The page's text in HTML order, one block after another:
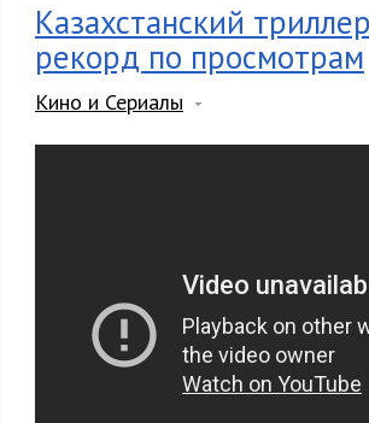
Казахстанский
рекорд по просмотрам
Кино и Сериалы